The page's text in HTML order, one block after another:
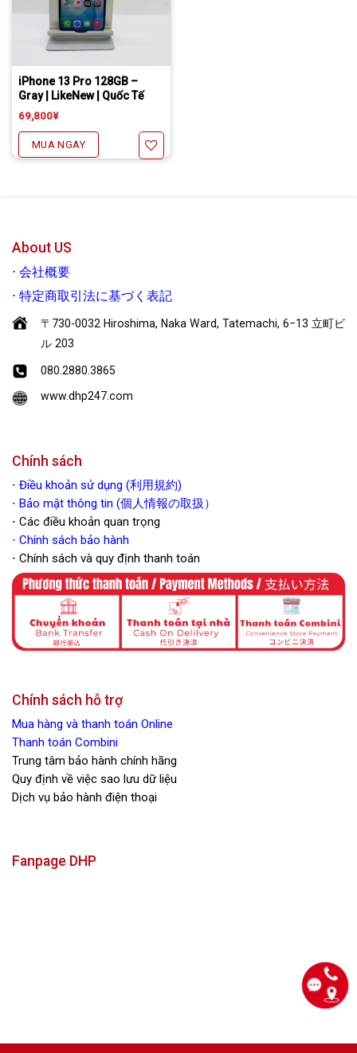
iPhone 13 Pro 128GB –
Gray | LikeNew | Quốc Tế
69,800¥
MUA NGAY
About US
⋅ 会社概要
⋅ 特定商取引法に基づく表記
〒730-0032 Hiroshima, Naka Ward, Tatemachi, 6−13 立町ビ
ル 203
080.2880.3865
www.dhp247.com
Chính sách
⋅ Điều khoản sử dụng (利用規約)
⋅ Bảo mật thông tin (個人情報の取扱）
⋅ Các điều khoản quan trọng
⋅ Chính sách bảo hành
⋅ Chính sách và quy định thanh toán
Chính sách hỗ trợ
Mua hàng và thanh toán Online
Thanh toán Combini
Trung tâm bảo hành chính hãng
Quy định về việc sao lưu dữ liệu
Dịch vụ bảo hành điện thoại
Fanpage DHP